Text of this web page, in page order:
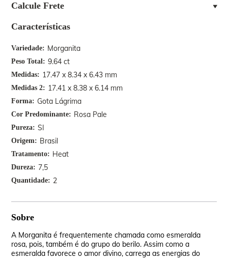
Características
Variedade Morganita
Peso Total 9.64 ct
Medidas 17.47 x 8.34 x 6.43 mm
Medidas 2 17.41 x 8.38 x 6.14 mm
Forma Gota Lágrima
Cor Predominante Rosa Pale
Pureza SI
Origem Brasil
Tratamento Heat
Dureza 7,5
Quantidade 2
Sobre
A Morganita é frequentemente chamada como esmeralda
rosa, pois, também é do grupo do berilo. Assim como a
esmeralda favorece o amor divino, carrega as energias do
Calcule Frete